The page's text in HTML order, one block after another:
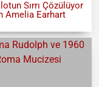
Sırrı Çözülüyor
Amelia Earhart